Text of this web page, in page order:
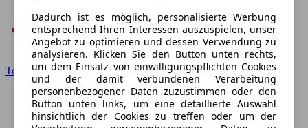
Toyota
Dadurch ist es möglich, personalisierte Werbung
entsprechend Ihren Interessen auszuspielen, unser
Angebot zu optimieren und dessen Verwendung zu
analysieren. Klicken Sie den Button unten rechts,
um dem Einsatz von einwilligungspflichten Cookies
und der damit verbundenen Verarbeitung
personenbezogener Daten zuzustimmen oder den
Button unten links, um eine detaillierte Auswahl
hinsichtlich der Cookies zu treffen oder um der